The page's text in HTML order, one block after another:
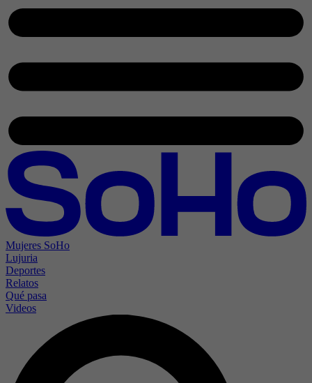
Mujeres SoHo
Lujuria
Deportes
Relatos
Qué pasa
Videos